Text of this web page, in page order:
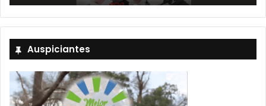
Auspiciantes